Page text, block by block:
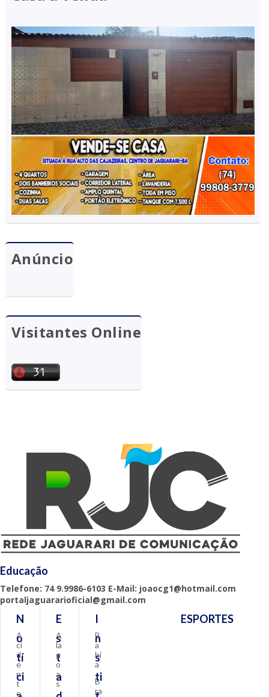
Anúncio
Visitantes Online
Educação
Telefone: 74 9.9986-6103 E-Mail: joaocg1@hotmail.com
portaljaguararioficial@gmail.com
N
o
tí
ci
A
ci
d
e
n
t
e
E
s
t
a
A
la
g
o
a
s
I
n
s
ti
B
a
hi
a
B
ra
ESPORTES